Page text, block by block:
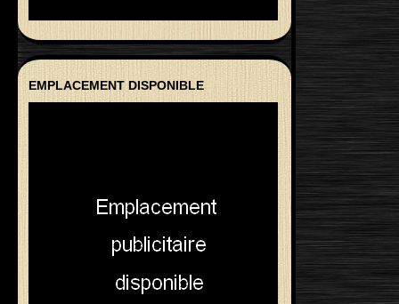
EMPLACEMENT DISPONIBLE